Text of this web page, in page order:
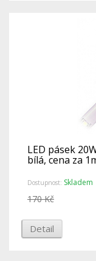
LED pásek
bílá, cena za
Dostupnost: Skladem
170 Kč
Detail